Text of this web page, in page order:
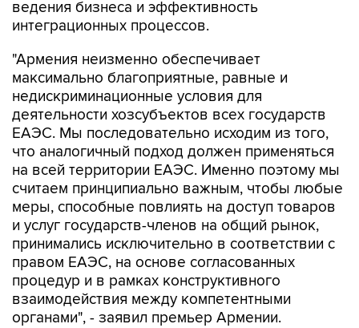
ведения бизнеса и эффективность
интеграционных процессов.
"Армения неизменно обеспечивает
максимально благоприятные, равные и
недискриминационные условия для
деятельности хозсубъектов всех государств
ЕАЭС. Мы последовательно исходим из того,
что аналогичный подход должен применяться
на всей территории ЕАЭС. Именно поэтому мы
считаем принципиально важным, чтобы любые
меры, способные повлиять на доступ товаров
и услуг государств-членов на общий рынок,
принимались исключительно в соответствии с
правом ЕАЭС, на основе согласованных
процедур и в рамках конструктивного
взаимодействия между компетентными
органами", - заявил премьер Армении.